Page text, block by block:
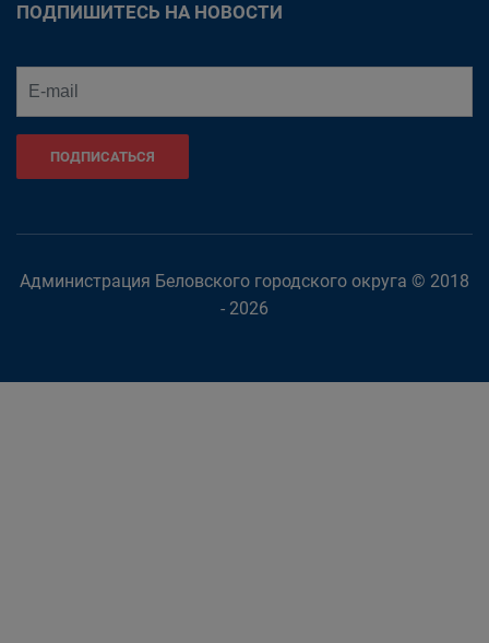
ПОДПИШИТЕСЬ НА НОВОСТИ
ПОДПИСАТЬСЯ
Администрация Беловского городского округа © 2018
- 2026